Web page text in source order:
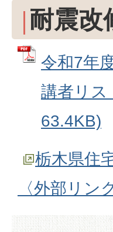
耐震改
令和7年
講者リス
63.4KB)
栃木県住
〈外部リン